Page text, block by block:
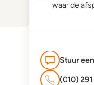
waar de
Stuur
(010) 291